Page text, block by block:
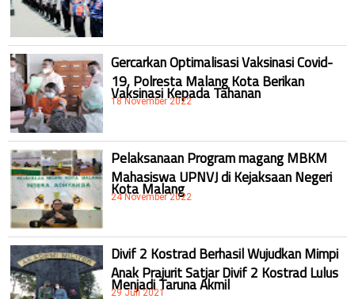
Gercarkan Optimalisasi Vaksinasi Covid-
19, Polresta Malang Kota Berikan
Vaksinasi Kepada Tahanan
18 November 2022
Pelaksanaan Program magang MBKM
Mahasiswa UPNVJ di Kejaksaan Negeri
Kota Malang
24 November 2022
Divif 2 Kostrad Berhasil Wujudkan Mimpi
Anak Prajurit Satjar Divif 2 Kostrad Lulus
Menjadi Taruna Akmil
29 Juli 2021